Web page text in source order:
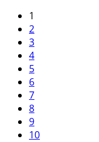
1
2
3
4
5
6
7
8
9
10